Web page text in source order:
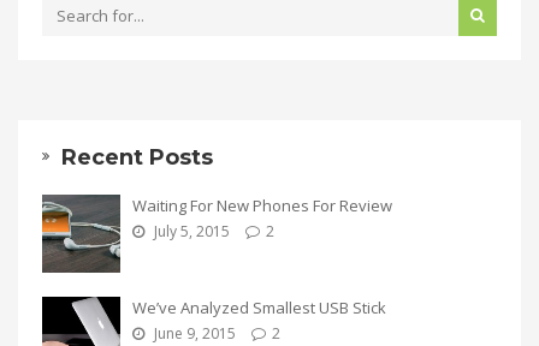
Recent Posts
Waiting For New Phones For Review
July 5, 2015 2
We’ve Analyzed Smallest USB Stick
June 9, 2015 2